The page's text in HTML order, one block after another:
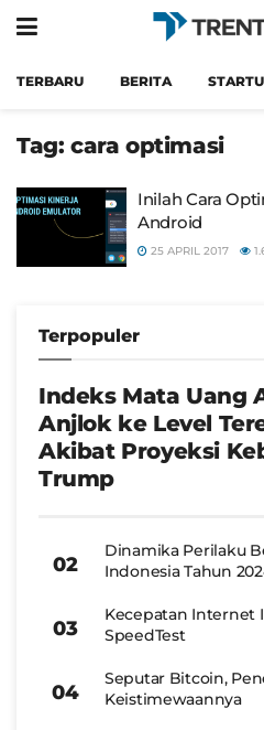
TERBARU BERITA
Tag: cara optimasi
Inilah Cara
Android
25 APRIL 2017
Terpopuler
Indeks Mata Uang
Anjlok ke Level
Akibat Proyeksi
Trump
Dinamika Perilaku
Indonesia Tahun
Kecepatan Internet
SpeedTest
Seputar Bitcoin,
Keistimewaannya